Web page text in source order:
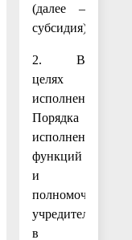
(далее –
субсидия).
2. В
целях
исполнения
Порядка
исполнение
функций
и
полномочий
учредителя
в